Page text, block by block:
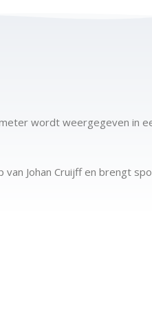
wordt weergegeven in
Johan Cruijff en brengt